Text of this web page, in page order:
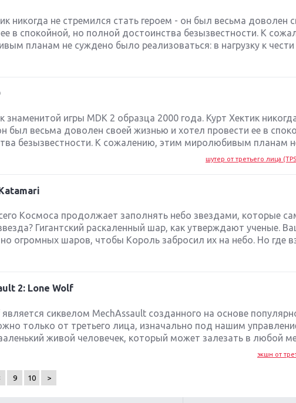
никогда не стремился стать героем - он был весьма доволен
в спокойной, но полной достоинства безызвестности. К
планам не суждено было реализоваться: в нагрузку к чести
знаменитой игры MDK 2 образца 2000 года. Курт Хектик
был весьма доволен своей жизнью и хотел провести ее в
безызвестности. К сожалению, этим миролюбивым планам
шутер от третьего лица
Космоса продолжает заполнять небо звездами, которые
Гигантский раскаленный шар, как утверждают ученые.
огромных шаров, чтобы Король забросил их на небо. Но где
2: Lone Wolf
сиквелом MechAssault созданного на основе
только от третьего лица, изначально под нашим
живой человечек, который может залезать в любой
экшн от
9 10 >